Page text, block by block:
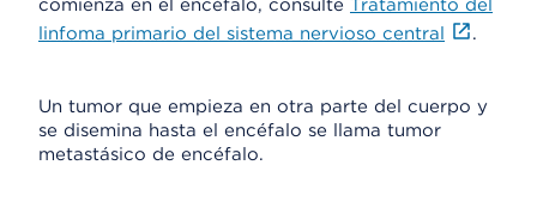
comienza en el encéfalo, consulte Tratamiento del
linfoma primario del sistema nervioso central
.
Un tumor que empieza en otra parte del cuerpo y
se disemina hasta el encéfalo se llama tumor
metastásico de encéfalo.